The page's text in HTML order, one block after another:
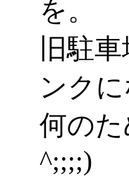
を。
旧駐
ンク
何の
^;;;;)